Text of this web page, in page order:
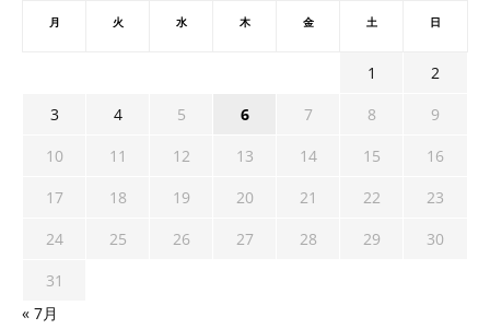
月 火 水 木 金 土 日
1
2
3
4 5 6 7 8
9
10
11 12 13 14 15
16
17
18 19 20 21 22
23
24
25 26 27 28 29
30
31
« 7月